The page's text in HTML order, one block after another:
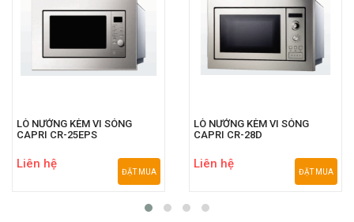
LÒ NƯỚNG KÈM VI SÓNG
CAPRI CR-25EPS
Liên hệ
ĐẶT MUA
LÒ NƯỚNG KÈM VI SÓNG
CAPRI CR-28D
Liên hệ
ĐẶT MUA